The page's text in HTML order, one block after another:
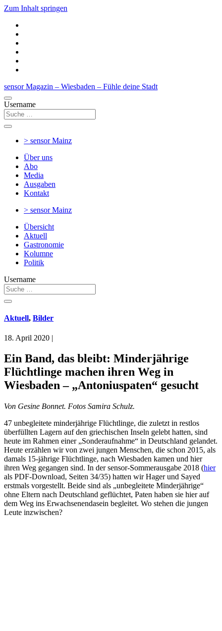
Zum Inhalt springen
sensor Magazin – Wiesbaden – Fühle deine Stadt
Username
> sensorMainz
Über uns
Abo
Media
Ausgaben
Kontakt
> sensorMainz
Übersicht
Aktuell
Gastronomie
Kolumne
Politik
Username
Aktuell, Bilder
18. April 2020 |
Ein Band, das bleibt: Minderjährige
Flüchtlinge machen ihren Weg in
Wiesbaden – „Antoniuspaten“ gesucht
Von Gesine Bonnet. Fotos Samira Schulz.
47 unbegleitete minderjährige Flüchtlinge, die zuletzt in restlos
überfüllten Lagern auf den griechischen Inseln gelebt hatten, sind
heute im Rahmen einer „Sonderaufnahme“ in Deutschland gelandet.
Heute erzählen wir von zwei jungen Menschen, die schon 2015, als
damals 15-jährige Flüchtlinge, nach Wiesbaden kamen und hier
ihren Weg gegangen sind. In der sensor-Sommerausgabe 2018 (hier
als PDF-Download, Seiten 34/35) hatten wir Hager und Sayed
erstmals vorgestellt. Beide sind als „unbegleitete Minderjährige“
ohne Eltern nach Deutschland geflüchtet, Paten haben sie hier auf
dem Weg ins Erwachsenendasein begleitet. Wo stehen die jungen
Leute inzwischen?